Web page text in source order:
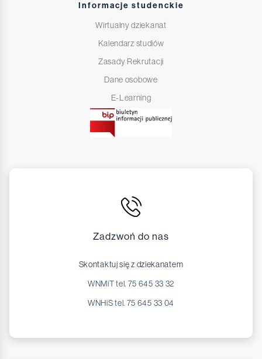
Informacje studenckie
Wirtualny dziekanat
Kalendarz studiów
Zasady Rekrutacji
Dane osobowe
E-Learning
Zadzwoń do nas
Skontaktuj się z dziekanatem
WNMiT tel. 75 645 33 32
WNHiS tel. 75 645 33 04